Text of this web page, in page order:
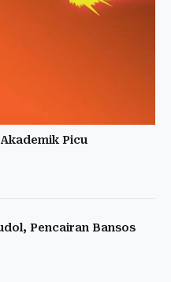
Picu
Pencairan Bansos